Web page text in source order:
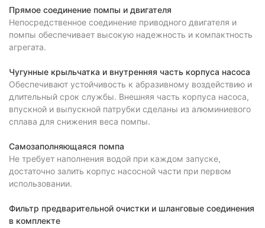
Прямое соединение помпы и двигателя
Непосредственное соединение приводного двигателя и
помпы обеспечивает высокую надежность и компактность
агрегата.
Чугунные крыльчатка и внутренняя часть корпуса насоса
Обеспечивают устойчивость к абразивному воздействию и
длительный срок службы. Внешняя часть корпуса насоса,
впускной и выпускной патрубки сделаны из алюминиевого
сплава для снижения веса помпы.
Самозаполняющаяся помпа
Не требует наполнения водой при каждом запуске,
достаточно залить корпус насосной части при первом
использовании.
Фильтр предварительной очистки и шланговые соединения
в комплекте